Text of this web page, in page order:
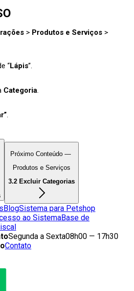
> Produtos e Serviços >
“Lápis”.
Categoria.
.
Próximo Conteúdo —
Produtos e Serviços
3.2 Excluir Categorias
BlogSistema para Petshop
ao SistemaBase de
Segunda a Sexta08h00 — 17h30
Contato